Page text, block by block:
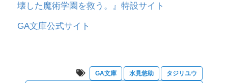
壊した魔術学園を救う。』特設サイト
GA文庫公式サイト
GA文庫 水見悠助
タジリユウ